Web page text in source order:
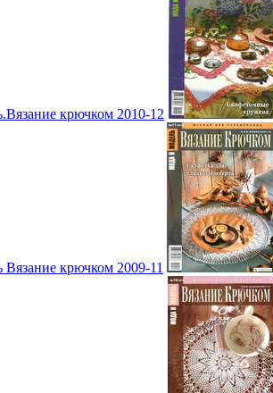
крючком 2010-12
крючком 2009-11